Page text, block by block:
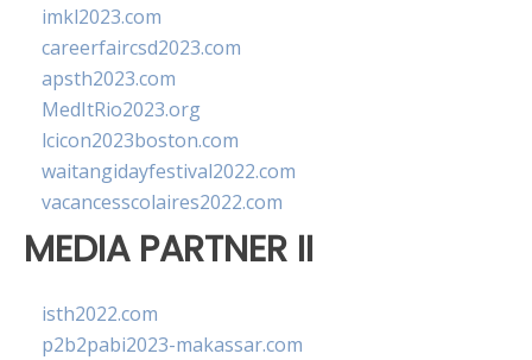
imkl2023.com
careerfaircsd2023.com
apsth2023.com
MedItRio2023.org
lcicon2023boston.com
waitangidayfestival2022.com
vacancesscolaires2022.com
MEDIA PARTNER II
isth2022.com
p2b2pabi2023-makassar.com